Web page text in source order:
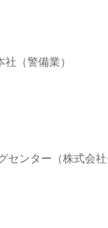
社（警備業）
センター（株式会